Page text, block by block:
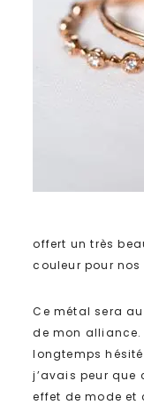
offert un très
couleur pour
Ce métal sera
de mon alliance.
longtemps
j’avais peur que
effet de mode et